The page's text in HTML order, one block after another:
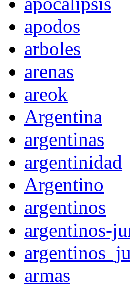
apodos
arboles
arenas
areok
Argentina
argentinas
argentinidad
Argentino
argentinos
argentinos-
armas